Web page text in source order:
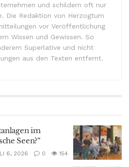
und schildern oft nur
Die Redaktion von Herzogtum
vor Veröffentlichung
Wissen und Gewissen. So
Superlative und nicht
aus den Texten entfernt.
im
Seen?“
6, 2026 0 154